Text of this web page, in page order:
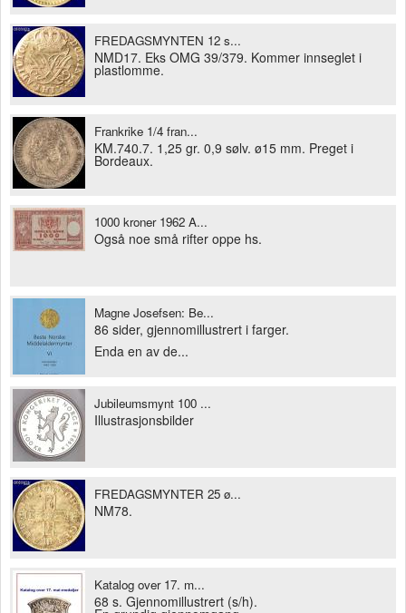
FREDAGSMYNTEN 12 s...
NMD17. Eks OMG 39/379. Kommer innseglet i
plastlomme.
Frankrike 1/4 fran...
KM.740.7. 1,25 gr. 0,9 sølv. ø15 mm. Preget i
Bordeaux.
1000 kroner 1962 A...
Også noe små rifter oppe hs.
Magne Josefsen: Be...
86 sider, gjennomillustrert i farger.
Enda en av de...
Jubileumsmynt 100 ...
Illustrasjonsbilder
FREDAGSMYNTER 25 ø...
NM78.
Katalog over 17. m...
68 s. Gjennomillustrert (s/h).